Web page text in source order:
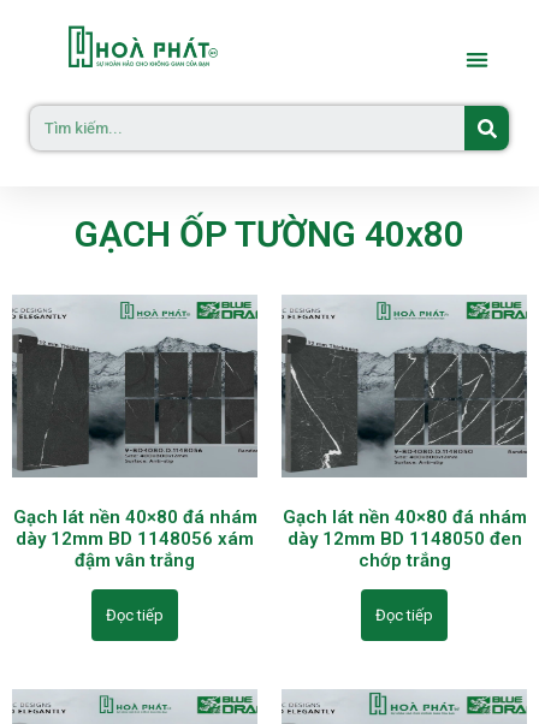
GẠCH ỐP TƯỜNG 40x80
Gạch lát nền 40×80 đá nhám
dày 12mm BD 1148056 xám
đậm vân trắng
Đọc tiếp
Gạch lát nền 40×80 đá nhám
dày 12mm BD 1148050 đen
chớp trắng
Đọc tiếp